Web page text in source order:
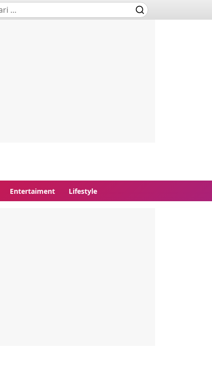
Entertaiment Lifestyle